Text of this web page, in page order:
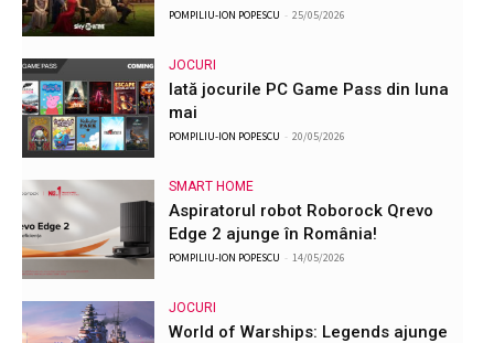
POMPILIU-ION POPESCU - 25/05/2026
JOCURI
Iată jocurile PC Game Pass din luna
mai
POMPILIU-ION POPESCU - 20/05/2026
SMART HOME
Aspiratorul robot Roborock Qrevo
Edge 2 ajunge în România!
POMPILIU-ION POPESCU - 14/05/2026
JOCURI
World of Warships: Legends ajunge